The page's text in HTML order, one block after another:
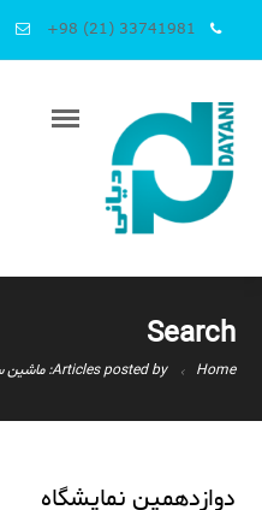
+98 (21) 33741981
Search
Home Articles posted by: ماشین سازی دیانی
دوازدهمین نمایشگاه